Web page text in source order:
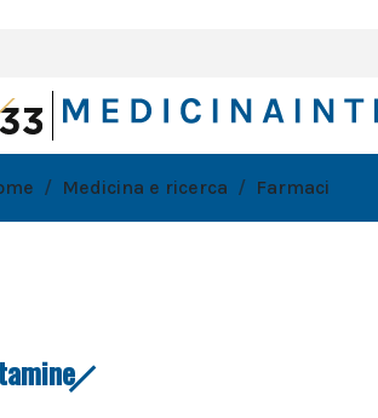
Medicina e ricerca Farmaci